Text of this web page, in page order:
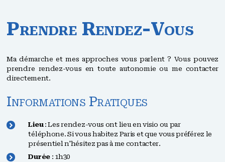
Prendre Rendez-Vous
Ma démarche et mes approches vous parlent ? Vous pouvez
prendre rendez-vous en toute autonomie ou me contacter
directement.
Informations Pratiques
Lieu : Les rendez-vous ont lieu en visio ou par
téléphone. Si vous habitez Paris et que vous préférez le
présentiel n'hésitez pas à me contacter.
Durée : 1h30